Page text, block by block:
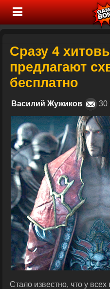
Сразу 4
предлагают
бесплатно
Василий Жужиков 30
Стало известно, что у